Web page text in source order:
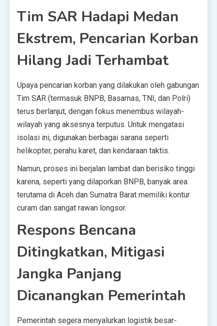
Tim SAR Hadapi Medan
Ekstrem, Pencarian Korban
Hilang Jadi Terhambat
Upaya pencarian korban yang dilakukan oleh gabungan
Tim SAR (termasuk BNPB, Basarnas, TNI, dan Polri)
terus berlanjut, dengan fokus menembus wilayah-
wilayah yang aksesnya terputus. Untuk mengatasi
isolasi ini, digunakan berbagai sarana seperti
helikopter, perahu karet, dan kendaraan taktis.
Namun, proses ini berjalan lambat dan berisiko tinggi
karena, seperti yang dilaporkan BNPB, banyak area
terutama di Aceh dan Sumatra Barat memiliki kontur
curam dan sangat rawan longsor.
Respons Bencana
Ditingkatkan, Mitigasi
Jangka Panjang
Dicanangkan Pemerintah
Pemerintah segera menyalurkan logistik besar-